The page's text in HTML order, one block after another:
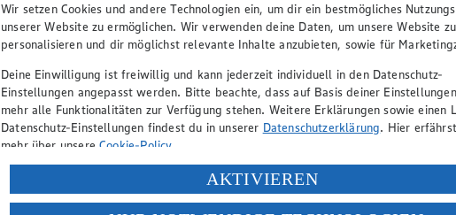
Wir setzen Cookies und andere Technologien ein, um dir ein bestmögliches
unserer Website zu ermöglichen. Wir verwenden deine Daten, um unsere Website zu
personalisieren und dir möglichst relevante Inhalte anzubieten, sowie für
Deine Einwilligung ist freiwillig und kann jederzeit individuell in den Datenschutz-
Einstellungen angepasst werden. Bitte beachte, dass auf Basis deiner
mehr alle Funktionalitäten zur Verfügung stehen. Weitere Erklärungen sowie einen
Datenschutz-Einstellungen findest du in unserer Datenschutzerklärung. Hier
mehr über unsereCookie-Policy.
Verarbeitung deiner personenbezogenen Daten in den USA durch Facebook und
Wenn du auf „Aktivieren“ klickst, willigst du im Sinne des Art. 49 Abs. 1 Satz 1 lit.
AKTIVIEREN